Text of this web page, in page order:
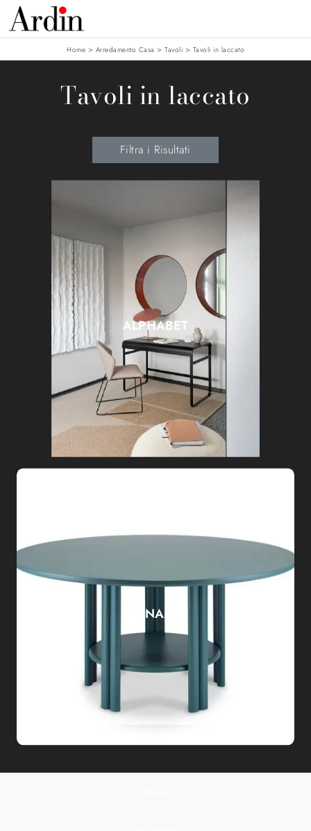
Home > Arredamento Casa > Tavoli > Tavoli in laccato
Tavoli in laccato
Filtra i Risultati
ALPHABET
ANAM